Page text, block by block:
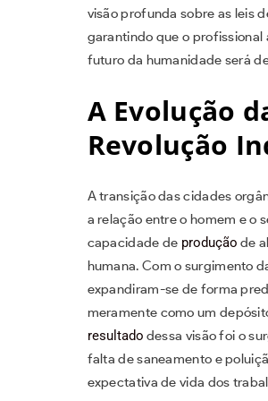
visão profunda sobre as leis
garantindo que o
futuro da humanidade será
A Evolução
Revolução
A transição das cidades
a relação entre o homem e o
capacidade de produção de
humana. Com o surgimento
expandiram-se de forma
meramente como um
resultado dessa visão foi o
falta de saneamento e
expectativa de vida dos